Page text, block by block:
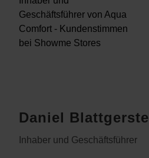
Daniel Blattgerste
Inhaber und Geschäftsführer